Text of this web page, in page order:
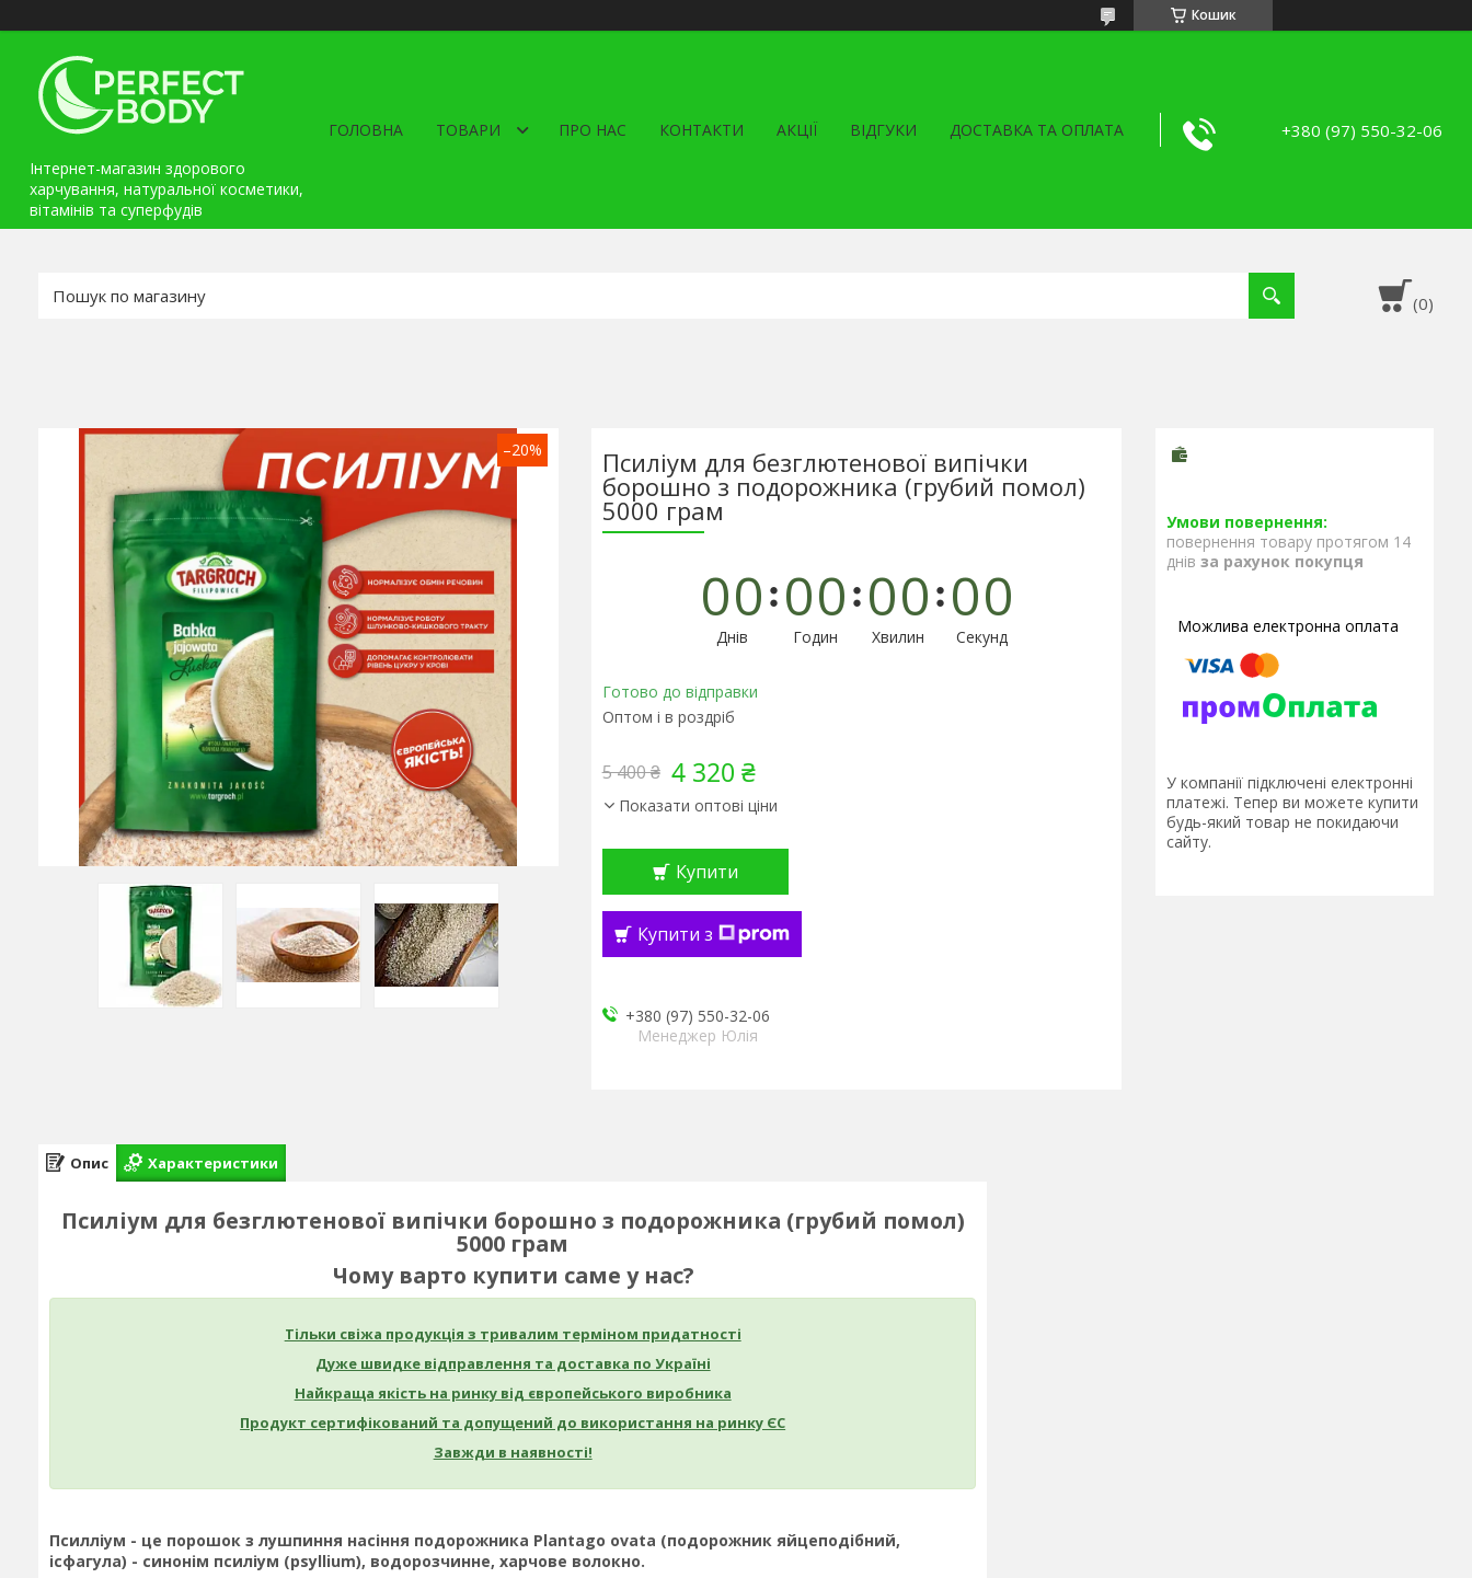
Кошик
Інтернет-магазин здорового
харчування, натуральної косметики,
вітамінів та cуперфудів
ГОЛОВНА ТОВАРИ ПРО НАС КОНТАКТИ АКЦІЇ ВІДГУКИ ДОСТАВКА ТА ОПЛАТА +380 (97) 550-32-06
–20% Псиліум для безглютенової випічки
борошно з подорожника (грубий помол)
5000 грам
00
Днів
00
Годин
00
Хвилин
00
Секунд
Готово до відправки
Оптом і в роздріб
5 400 ₴ 4 320 ₴
Показати оптові ціни
Купити
Купити з
+380 (97) 550-32-06
Менеджер Юлія
повернення товару протягом 14
днів за рахунок покупця
У компанії підключені електронні
платежі. Тепер ви можете купити
будь-який товар не покидаючи
сайту.
Опис Характеристики
Псиліум для безглютенової випічки борошно з подорожника (грубий помол)
5000 грам
Чому варто купити саме у нас?
Тільки свіжа продукція з тривалим терміном придатності
Дуже швидке відправлення та доставка по Україні
Найкраща якість на ринку від європейського виробника
Продукт сертифікований та допущений до використання на ринку ЄС
Завжди в наявності!
Псилліум - це порошок з лушпиння насіння подорожника Plantago ovata (подорожник яйцеподібний,
ісфагула) - синонім псиліум (psyllium), водорозчинне, харчове волокно.